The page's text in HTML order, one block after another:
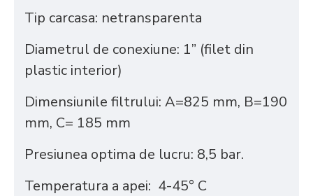
Tip carcasa: netransparenta
Diametrul de conexiune: 1” (filet din
plastic interior)
Dimensiunile filtrului: A=825 mm, B=190
mm, C= 185 mm
Presiunea optima de lucru: 8,5 bar.
Temperatura a apei: 4-45° С